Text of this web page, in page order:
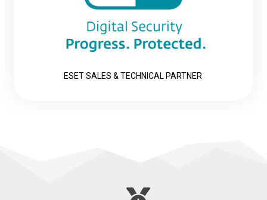
ESET SALES & TECHNICAL PARTNER